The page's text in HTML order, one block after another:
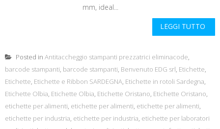
mm, ideal...
LEGGI TUTTO
Posted in Antitaccheggio stampanti prezzatrici eliminacode,
barcode stampanti, barcode stampanti, Benvenuto EDG srl, Etichette,
Etichette, Etichette e Ribbon SARDEGNA, Etichette in rotoli Sardegna,
Etichette Olbia, Etichette Olbia, Etichette Oristano, Etichette Oristano,
etichette per alimenti, etichette per alimenti, etichette per alimenti,
etichette per industria, etichette per industria, etichette per laboratori